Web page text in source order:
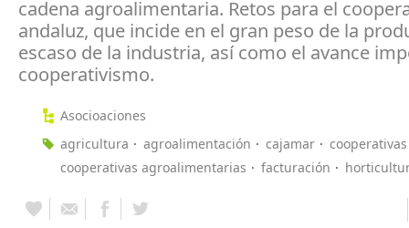
cadena agroalimentaria. Retos para el
andaluz, que incide en el gran peso de la
escaso de la industria, así como el avance
cooperativismo.
Asocioaciones
agricultura
agroalimentación cajamar
cooperativas
cooperativas agroalimentarias
facturación